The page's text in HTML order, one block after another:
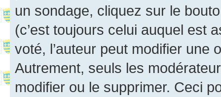
un sondage, cliquez sur le
(c’est toujours celui auquel est
voté, l’auteur peut modifier une
Autrement, seuls les
modifier ou le supprimer. Ceci